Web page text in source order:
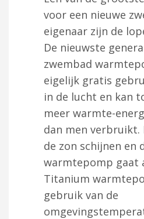
voor een nieuwe
eigenaar zijn de
De nieuwste
zwembad
eigelijk gratis
in de lucht en kan
meer warmte-
dan men verbruikt.
de zon schijnen en
warmtepomp gaat
Titanium
gebruik van de